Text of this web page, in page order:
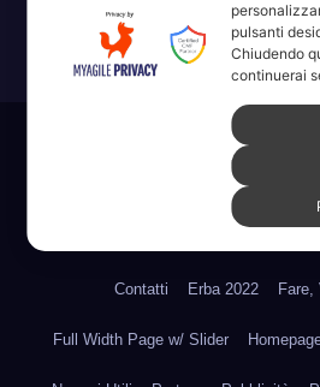
Sviluppato con orgoglio da
Themeansar
Contatti Erba 2022 Fare,
Full Width Page w/ Slider
pulsanti
Chiudendo
continuerai